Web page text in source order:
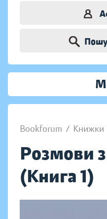
Bookforum / Книжки
Розмови
(Книга 1)